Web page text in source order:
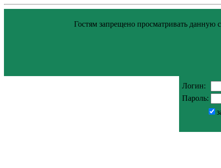
Гостям запрещено просматривать данную
Логин:
Пароль: